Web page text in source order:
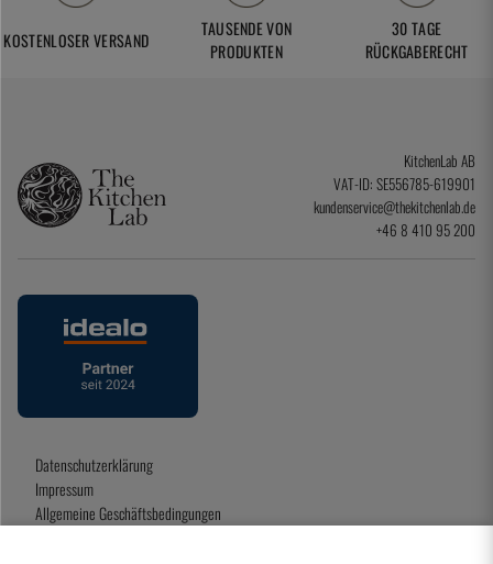
KOSTENLOSER VERSAND
TAUSENDE VON
PRODUKTEN
30 TAGE
RÜCKGABERECHT
KitchenLab AB
VAT-ID: SE556785-619901
kundenservice@thekitchenlab.de
+46 8 410 95 200
Datenschutzerklärung
Impressum
Allgemeine Geschäftsbedingungen